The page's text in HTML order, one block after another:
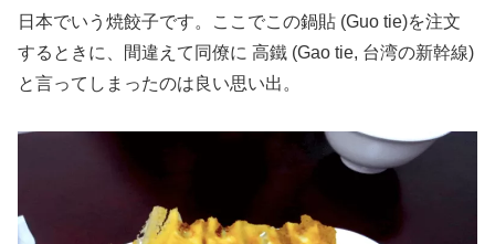
日本でいう焼餃子です。ここでこの鍋貼 (Guo tie)を注文
するときに、間違えて同僚に 高鐵 (Gao tie, 台湾の新幹線)
と言ってしまったのは良い思い出。